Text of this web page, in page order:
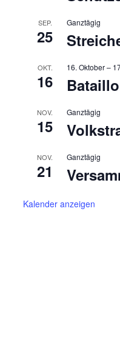
SEP.
25
Ganztägig
OKT.
16
16. Oktober–
NOV.
15
Ganztägig
NOV.
21
Ganztägig
Kalender anzeigen